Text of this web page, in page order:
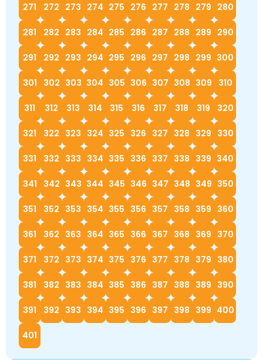
271 272 273 274 275 276 277 278 279 280
281 282 283 284 285 286 287 288 289 290
291 292 293 294 295 296 297 298 299 300
301 302 303 304 305 306 307 308 309 310
311 312 313 314 315 316 317 318 319 320
321 322 323 324 325 326 327 328 329 330
331 332 333 334 335 336 337 338 339 340
341 342 343 344 345 346 347 348 349 350
351 352 353 354 355 356 357 358 359 360
361 362 363 364 365 366 367 368 369 370
371 372 373 374 375 376 377 378 379 380
381 382 383 384 385 386 387 388 389 390
391 392 393 394 395 396 397 398 399 400
401